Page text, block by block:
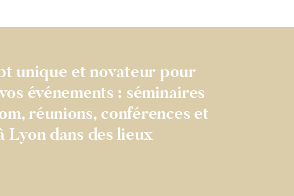
unique et novateur pour
événements : séminaires
réunions, conférences et
Lyon dans des lieux